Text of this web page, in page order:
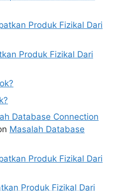
Produk Fizikal Dari
Produk Fizikal Dari
Database Connection
Masalah Database
Produk Fizikal Dari
Produk Fizikal Dari